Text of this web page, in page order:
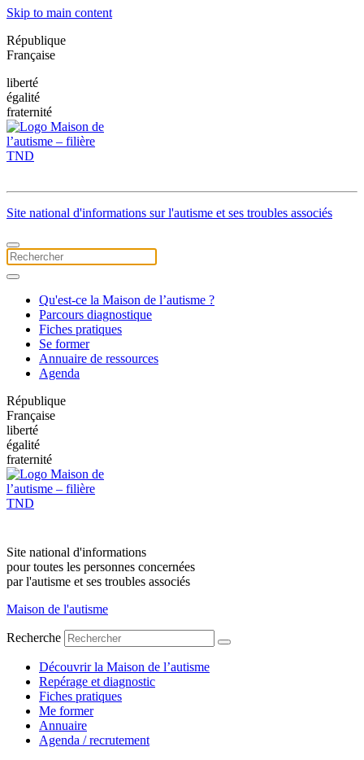
Skip to main content
République
Française
liberté
égalité
fraternité
Site national d'informations sur l'autisme et ses troubles associés
Qu'est-ce la Maison de l’autisme ?
Parcours diagnostique
Fiches pratiques
Se former
Annuaire de ressources
Agenda
République
Française
liberté
égalité
fraternité
Site national d'informations
pour toutes les personnes concernées
par l'autisme et ses troubles associés
Maison de l'autisme
Recherche
Découvrir la Maison de l’autisme
Repérage et diagnostic
Fiches pratiques
Me former
Annuaire
Agenda / recrutement